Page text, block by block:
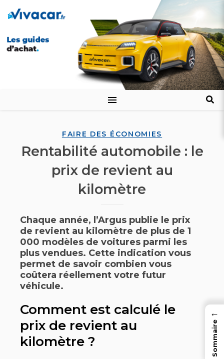
FAIRE DES ÉCONOMIES
Rentabilité automobile : le
prix de revient au
kilomètre
Chaque année, l’Argus publie le prix
de revient au kilomètre de plus de 1
000 modèles de voitures parmi les
plus vendues. Cette indication vous
permet de savoir combien vous
coûtera réellement votre futur
véhicule.
Comment est calculé le
prix de revient au
kilomètre ?
←
Sommaire